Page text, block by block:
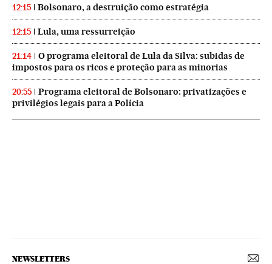
12:15 Bolsonaro, a destruição como estratégia
12:15 Lula, uma ressurreição
21:14
O programa eleitoral de Lula da Silva: subidas de
impostos para os ricos e proteção para as minorias
20:55
Programa eleitoral de Bolsonaro: privatizações e
privilégios legais para a Polícia
NEWSLETTERS